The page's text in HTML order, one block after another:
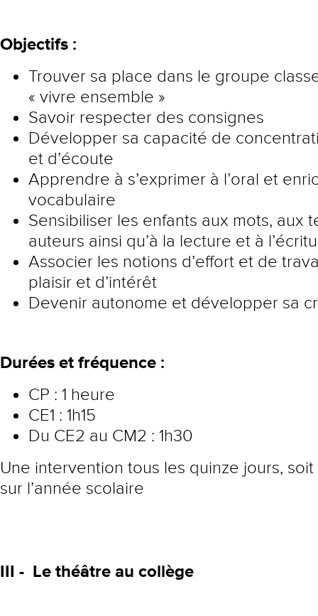
Objectifs :
Trouver sa place dans le groupe
« vivre ensemble »
Savoir respecter des consignes
Développer sa capacité de
et d’écoute
Apprendre à s’exprimer à l’oral et
vocabulaire
Sensibiliser les enfants aux mots, aux
auteurs ainsi qu’à la lecture et à
Associer les notions d’effort et de
plaisir et d’intérêt
Devenir autonome et développer sa
Durées et fréquence :
CP : 1 heure
CE1 : 1h15
Du CE2 au CM2 : 1h30
Une intervention tous les quinze jours, soit
sur l’année scolaire
III - Le théâtre au collège